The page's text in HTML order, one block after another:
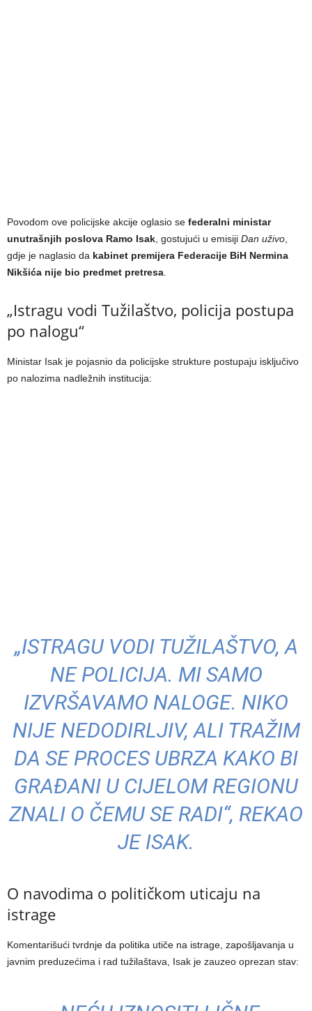
Povodom ove policijske akcije oglasio se federalni ministar
unutrašnjih poslova Ramo Isak , gostujući u emisiji Dan uživo
gdje je naglasio da kabinet premijera Federacije BiH Nermina
Nikšića nije bio predmet pretresa
„Istragu vodi Tužilaštvo, policija postupa
po nalogu“
Ministar Isak je pojasnio da policijske strukture postupaju isključivo
po nalozima nadležnih institucija:
„ISTRAGU VODI TUŽILAŠTVO, A
NE POLICIJA. MI SAMO
IZVRŠAVAMO NALOGE. NIKO
NIJE NEDODIRLJIV, ALI TRAŽIM
DA SE PROCES UBRZA KAKO BI
GRAĐANI U CIJELOM REGIONU
ZNALI O ČEMU SE RADI“, REKAO
JE ISAK.
O navodima o političkom uticaju na
istrage
Komentarišući tvrdnje da politika utiče na istrage, zapošljavanja u
javnim preduzećima i rad tužilaštava, Isak je zauzeo oprezan stav: